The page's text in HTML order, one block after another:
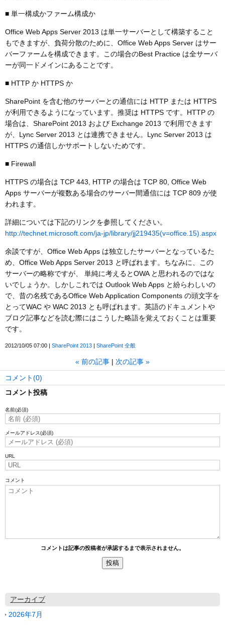
■ 単一構成かファーム構成か
Office Web Apps Server 2013 は単一サーバーとして構築すること
もできますが、負荷分散のために、Office Web Apps Server はサー
バーファームを構成できます。この場合のBest Practice は全サーバ
ーが同一ドメインにあることです。
■ HTTP か HTTPS か
SharePoint を含む他のサーバーとの通信には HTTP または HTTPS
が利用できるようになっています。推奨は HTTPS です。HTTP の
場合は、SharePoint 2013 および Exchange 2013 で利用できます
が、Lync Server 2013 とは連携できません。Lync Server 2013 は
HTTPS の通信しかサポートしないためです。
■ Firewall
HTTPS の場合は TCP 443, HTTP の場合は TCP 80, Office Web
Apps サーバーが複数ある場合のサーバー間通信には TCP 809 が使
われます。
詳細については下記のリンクを参照してください。
http://technet.microsoft.com/ja-jp/library/jj219435(v=office.15).aspx
余談ですが、Office Web Apps は独立したサーバーとなっているた
め、Office Web Apps Server 2013 と呼ばれます。ちなみに、この
サーバーの略称ですが、 単純に考えるとOWA と思われるのではな
いでしょうか。しかしこれでは Outlook Web Apps と紛らわしいの
で、昔の名残であるOffice Web Application Components の頭文字を
とってWAC や WAC 2013 とも呼ばれます。英語のドキュメントや
ブログ記事などを読む際にはこうした略語を覚えておくことは重要
です。
2012/10/05 07:00 SharePoint 2013 SharePoint 全般
« 前の記事 次の記事 »
コメント(0)
コメント投稿
名前(必須)
メールアドレス(必須)
URL
コメント
コメントは記事の投稿者が承認するまで表示されません。
アーカイブ
2026年7月